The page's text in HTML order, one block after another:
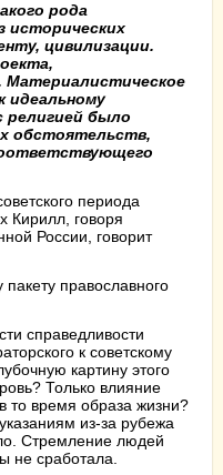
рода
исторических
цивилизации.
Материалистическое
идеальному
религией было
обстоятельств,
периода
Кирилл, говоря
России, говорит
православного
справедливости
к советскому
картину этого
Только влияние
то время образа жизни?
из-за рубежа
Стремление людей
не сработала.